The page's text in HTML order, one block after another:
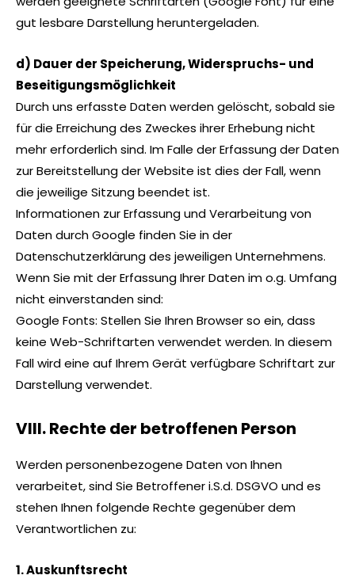
gut lesbare Darstellung heruntergeladen.
d) Dauer der Speicherung, Widerspruchs- und
Beseitigungsmöglichkeit
Durch uns erfasste Daten werden gelöscht, sobald sie
für die Erreichung des Zweckes ihrer Erhebung nicht
mehr erforderlich sind. Im Falle der Erfassung der Daten
zur Bereitstellung der Website ist dies der Fall, wenn
die jeweilige Sitzung beendet ist.
Informationen zur Erfassung und Verarbeitung von
Daten durch Google finden Sie in der
Datenschutzerklärung des jeweiligen Unternehmens.
Wenn Sie mit der Erfassung Ihrer Daten im o.g. Umfang
nicht einverstanden sind:
Google Fonts: Stellen Sie Ihren Browser so ein, dass
keine Web-Schriftarten verwendet werden. In diesem
Fall wird eine auf Ihrem Gerät verfügbare Schriftart zur
Darstellung verwendet.
VIII. Rechte der betroffenen Person
Werden personenbezogene Daten von Ihnen
verarbeitet, sind Sie Betroffener i.S.d. DSGVO und es
stehen Ihnen folgende Rechte gegenüber dem
Verantwortlichen zu:
1. Auskunftsrecht